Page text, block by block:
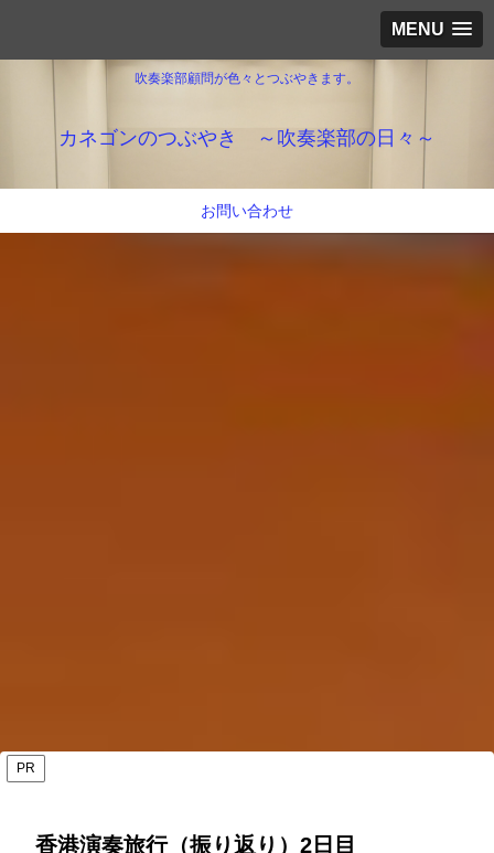
MENU
吹奏楽部顧問が色々とつぶやきます。
カネゴンのつぶやき ～吹奏楽部の日々～
お問い合わせ
PR
香港演奏旅行（振り返り）2日目